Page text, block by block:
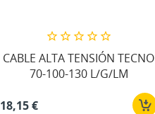
CABLE ALTA TENSIÓN TECNO
70-100-130 L/G/LM
18,15 €